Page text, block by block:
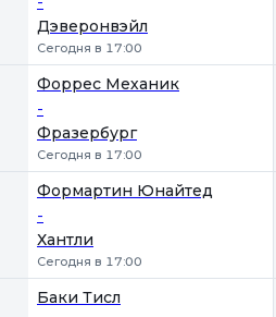
Дэверонвэйл
Сегодня в 17:00
Форрес Механик
-
Фразербург
Сегодня в 17:00
Формартин Юнайтед
-
Хантли
Сегодня в 17:00
Баки Тисл